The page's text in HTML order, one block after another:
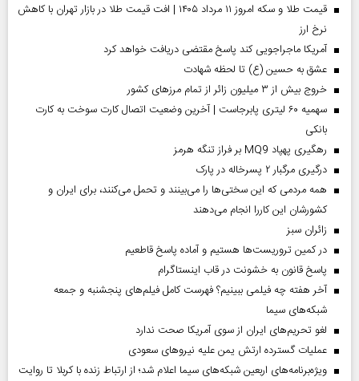
قیمت طلا و سکه امروز ۱۱ مرداد ۱۴۰۵ | افت قیمت طلا در بازار تهران با کاهش
نرخ ارز
آمریکا ماجراجویی کند پاسخ مقتضی دریافت خواهد کرد
عشق به حسین (ع) تا لحظه شهادت
خروج بیش از ۳ میلیون زائر از تمام مرز‌های کشور
سهمیه ۶۰ لیتری پابرجاست | آخرین وضعیت اتصال کارت سوخت به کارت
بانکی
رهگیری پهپاد MQ9 بر فراز تنگه هرمز
درگیری مرگبار ۲ پسرخاله در پارک
همه مردمی که این سختی‌ها را می‌بینند و تحمل می‌کنند، برای ایران و
کشورشان این کاررا انجام می‌دهند
‌زائران سبز
در کمین تروریست‌ها هستیم و آماده پاسخ قاطعیم
پاسخ قانون به خشونت در قاب اینستاگرام
آخر هفته چه فیلمی ببینیم؟ فهرست کامل فیلم‌های پنجشنبه و جمعه
شبکه‌های سیما
لغو تحریم‌های ایران از سوی آمریکا صحت ندارد
عملیات گسترده ارتش یمن علیه نیروهای سعودی
ویژه‌برنامه‌های اربعین شبکه‌های سیما اعلام شد؛ از ارتباط زنده با کربلا تا روایت